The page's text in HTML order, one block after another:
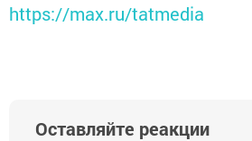
https://max.ru/tatmedia
Оставляйте реакции